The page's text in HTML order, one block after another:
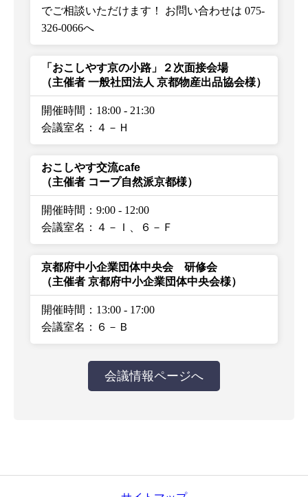
でご相談いただけます！ お問い合わせは 075-
326-0066へ
「おこしやす京の小路」２次面接会場
（主催者 一般社団法人 京都物産出品協会様）
開催時間：18:00 - 21:30
会議室名：４－Ｈ
おこしやす交流cafe
（主催者 コープ自然派京都様）
開催時間：9:00 - 12:00
会議室名：４－Ｉ、６－Ｆ
京都府中小企業団体中央会 研修会
（主催者 京都府中小企業団体中央会様）
開催時間：13:00 - 17:00
会議室名：６－Ｂ
会議情報ページへ